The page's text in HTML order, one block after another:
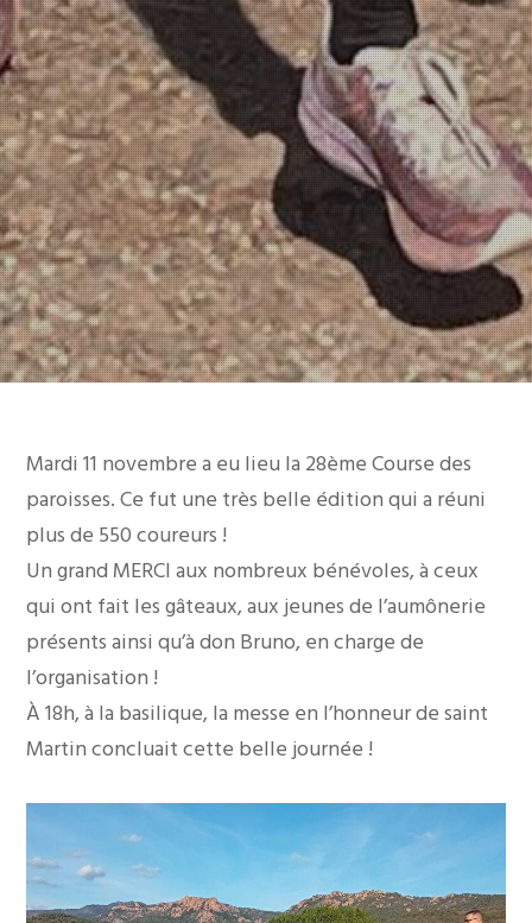
Mardi 11 novembre a eu lieu la 28ème Course des
paroisses. Ce fut une très belle édition qui a réuni
plus de 550 coureurs !
Un grand MERCI aux nombreux bénévoles, à ceux
qui ont fait les gâteaux, aux jeunes de l’aumônerie
présents ainsi qu’à don Bruno, en charge de
l’organisation !
À 18h, à la basilique, la messe en l’honneur de saint
Martin concluait cette belle journée !